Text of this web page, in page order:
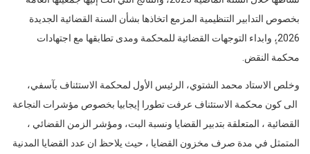
بخصوص التدابير التنظيمية المزمع اتخاذها بشأن السنة القضائية الجديدة
2026،ٕ وابداء التوجهات القضائية للمحكمة ومدى تطابقها مع اجتهادات
محكمة النقض.
الى كون محكمة الاستئناف عرفت تطورا إيجابيا بخصوص مؤشرات النجاعة
القضائية ، المتعلقة بتدبير القضايا ونسبة البت، ومؤشر الزمن القضائي ،
المتمثل في مدة صرف مخزون القضايا ، حيث يلاحظ ان عدد القضايا المدنية
يبلغ 2734 قضية، يضاف اليها مجموع القضايا المخلفة عن سنة 2024 والبالغ